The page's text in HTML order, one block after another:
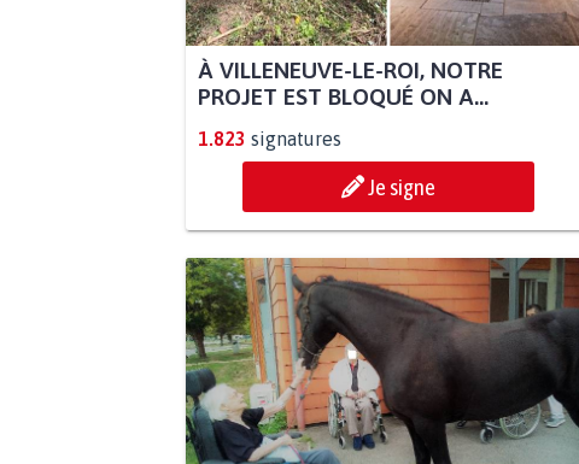
À VILLENEUVE-LE-ROI, NOTRE
PROJET EST BLOQUÉ ON A...
1.823 signatures
Je signe